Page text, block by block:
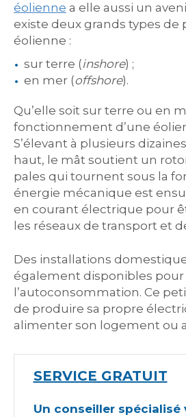
éolienne a elle aussi un
existe deux grands types de
éolienne :
sur terre (inshore) ;
en mer (offshore).
Qu’elle soit sur terre ou en
fonctionnement d’une
S’élevant à plusieurs
haut, le mât soutient un
pales qui tournent sous la
énergie mécanique est
en courant électrique pour
les réseaux de transport et
Des installations
également disponibles pour
l’autoconsommation. Ce
de produire sa propre
alimenter son logement ou
SERVICE GRATUIT
Un conseiller spécialisé